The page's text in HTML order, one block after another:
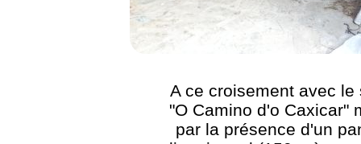
A ce croisement avec le
"O Camino d'o Caxicar"
par la présence d'un